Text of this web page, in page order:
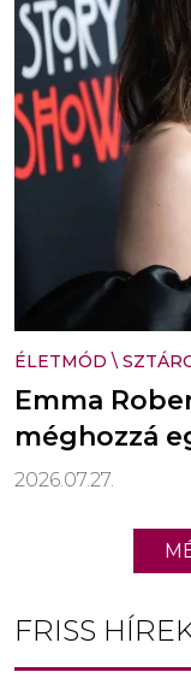
ÉLETMÓD \
Emma
méghozzá
2026.07.27.
FRISS